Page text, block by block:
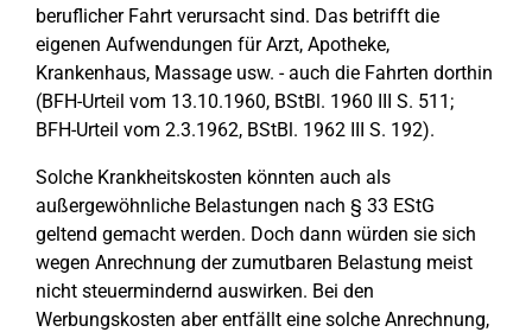
beruflicher Fahrt verursacht sind. Das betrifft die
eigenen Aufwendungen für Arzt, Apotheke,
Krankenhaus, Massage usw. - auch die Fahrten dorthin
(BFH-Urteil vom 13.10.1960, BStBl. 1960 III S. 511;
BFH-Urteil vom 2.3.1962, BStBl. 1962 III S. 192).
Solche Krankheitskosten könnten auch als
außergewöhnliche Belastungen nach § 33 EStG
geltend gemacht werden. Doch dann würden sie sich
wegen Anrechnung der zumutbaren Belastung meist
nicht steuermindernd auswirken. Bei den
Werbungskosten aber entfällt eine solche Anrechnung,